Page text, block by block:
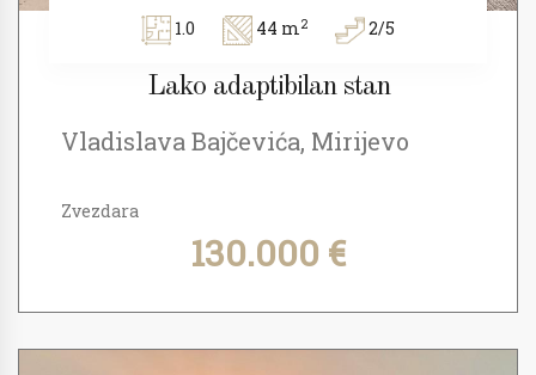
1.0 44 m2 2/5
Lako adaptibilan stan
Vladislava Bajčevića, Mirijevo
Zvezdara
130.000 €